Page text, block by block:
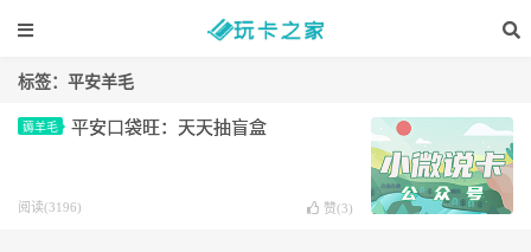
标签：平安羊毛
薅羊毛 平安口袋旺：天天抽盲盒
阅读(3196) 赞(3)